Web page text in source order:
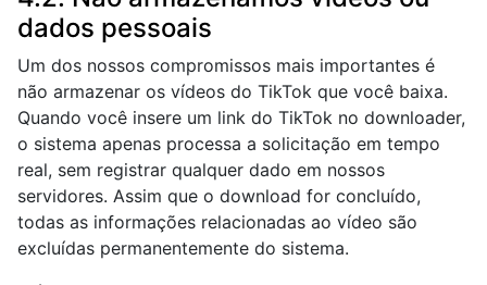
dados pessoais
Um dos nossos compromissos mais importantes é
não armazenar os vídeos do TikTok que você baixa.
Quando você insere um link do TikTok no downloader,
o sistema apenas processa a solicitação em tempo
real, sem registrar qualquer dado em nossos
servidores. Assim que o download for concluído,
todas as informações relacionadas ao vídeo são
excluídas permanentemente do sistema.